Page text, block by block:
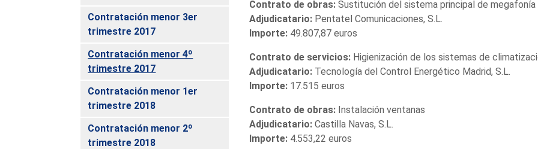
Contratación menor 3er
trimestre 2017
Contratación menor 4º
trimestre 2017
Contratación menor 1er
trimestre 2018
Contratación menor 2º
trimestre 2018
Contrato de obras: Sustitución del sistema principal de
Adjudicatario: Pentatel Comunicaciones, S.L.
Importe: 49.807,87 euros
Contrato de servicios: Higienización de los sistemas de
Adjudicatario: Tecnología del Control Energético Madrid, S.L.
Importe: 17.515 euros
Contrato de obras: Instalación ventanas
Adjudicatario: Castilla Navas, S.L.
Importe: 4.553,22 euros